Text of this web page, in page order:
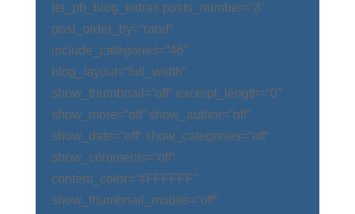
[et_pb_blog_extras posts_number=“3″
post_order_by=“rand“
include_categories=“46″
blog_layout=“full_width“
show_thumbnail=“off“ excerpt_length=“0″
show_more=“off“ show_author=“off“
show_date=“off“ show_categories=“off“
show_comments=“off“
content_color=“#FFFFFF“
show_thumbnail_mobile=“off“